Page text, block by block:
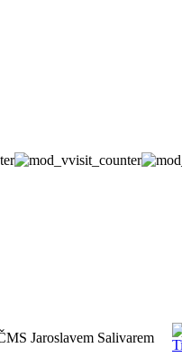
Jaroslavem Salivarem